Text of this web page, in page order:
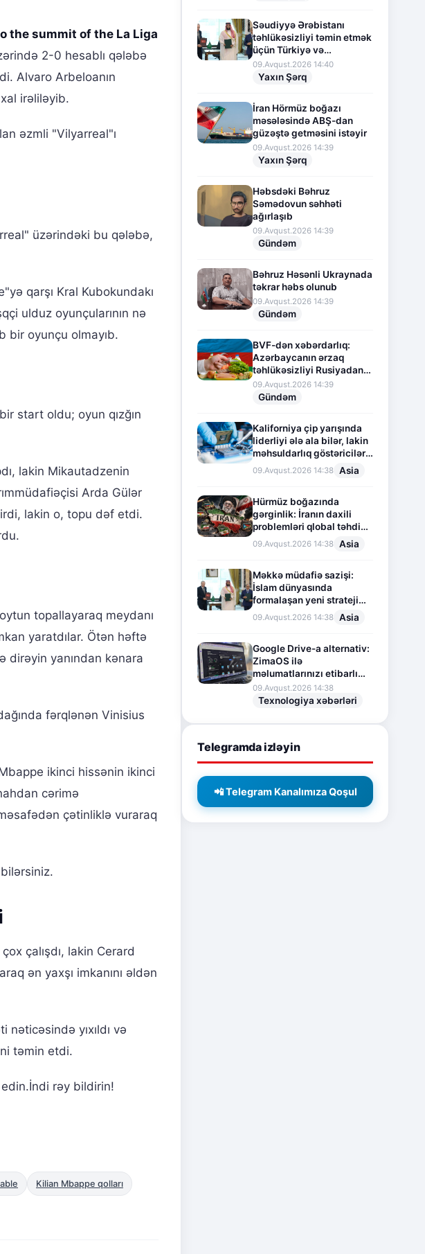
the summit of the La Liga
2-0 hesablı qələbə
Alvaro Arbeloanın
irəliləyib.
əzmli "Vilyarreal"ı
üzərindəki bu qələbə,
qarşı Kral Kubokundakı
ulduz oyunçularının nə
bir oyunçu olmayıb.
start oldu; oyun qızğın
lakin Mikautadzenin
Arda Gülər
lakin o, topu dəf etdi.
topallayaraq meydanı
yaratdılar. Ötən həftə
dirəyin yanından kənara
fərqlənən Vinisius
ikinci hissənin ikinci
cərimə
çətinliklə vuraraq
çalışdı, lakin Cerard
ən yaxşı imkanını əldən
yıxıldı və
təmin etdi.
rəy bildirin!
Kilian Mbappe qolları
Səudiyyə Ərəbistanı
təhlükəsizliyi təmin etmək
üçün Türkiyə və
Pakistanla hərbi
əməkdaşlığı genişləndirir
09.Avqust.2026 14:40
Yaxın Şərq
İran Hörmüz boğazı
məsələsində ABŞ-dan
güzəştə getməsini istəyir
09.Avqust.2026 14:39
Yaxın Şərq
Həbsdəki Bəhruz
Səmədovun səhhəti
ağırlaşıb
09.Avqust.2026 14:39
Gündəm
Bəhruz Həsənli Ukraynada
təkrar həbs olunub
09.Avqust.2026 14:39
Gündəm
BVF-dən xəbərdarlıq:
Azərbaycanın ərzaq
təhlükəsizliyi Rusiyadan
asılı vəziyyətdədir
09.Avqust.2026 14:39
Gündəm
Kaliforniya çip yarışında
liderliyi ələ ala bilər, lakin
məhsuldarlıq göstəriciləri
aşağı düşür
09.Avqust.2026 14:38 Asia
Hürmüz boğazında
gərginlik: İranın daxili
problemləri qlobal təhdidə
çevrilir
09.Avqust.2026 14:38 Asia
Məkkə müdafiə sazişi:
İslam dünyasında
formalaşan yeni strateji
tarazlıq
09.Avqust.2026 14:38 Asia
Google Drive-a alternativ:
ZimaOS ilə
məlumatlarınızı etibarlı
şəkildə qoruyun
09.Avqust.2026 14:38
Texnologiya xəbərləri
Telegramda izləyin
📲 Telegram Kanalımıza Qoşul